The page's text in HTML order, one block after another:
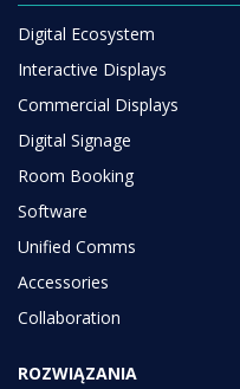
Digital Ecosystem
Interactive Displays
Commercial Displays
Digital Signage
Room Booking
Software
Unified Comms
Accessories
Collaboration
ROZWIĄZANIA